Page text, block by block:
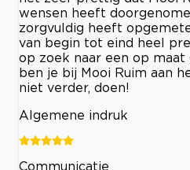
wensen heeft
zorgvuldig heeft
van begin tot eind heel
op zoek naar een op maat
ben je bij Mooi Ruim aan
niet verder, doen!
Algemene indruk
Communicatie